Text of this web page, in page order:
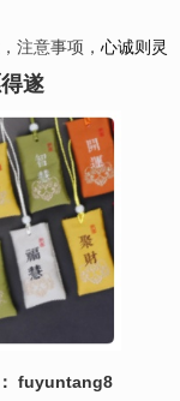
， 注意事项 ， 心诚则灵
遂
fuyuntang8